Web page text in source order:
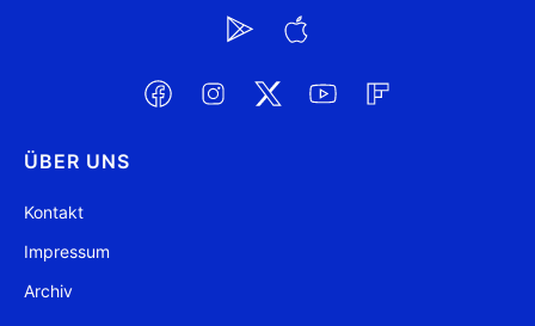
ÜBER UNS
Kontakt
Impressum
Archiv